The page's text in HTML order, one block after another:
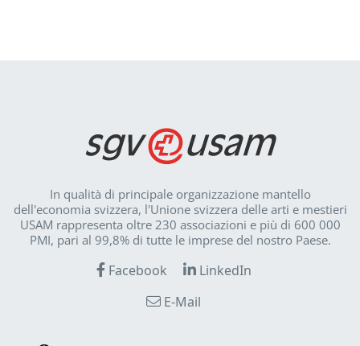
In qualità di principale organizzazione mantello
dell'economia svizzera, l'Unione svizzera delle arti e mestieri
USAM rappresenta oltre 230 associazioni e più di 600 000
PMI, pari al 99,8% di tutte le imprese del nostro Paese.
Facebook
LinkedIn
E-Mail